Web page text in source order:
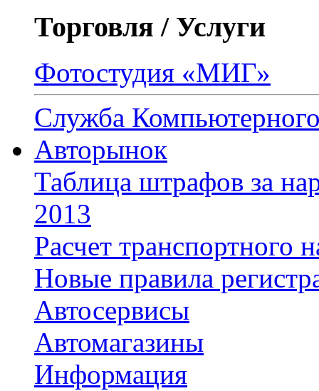
Торговля / Услуги
Фотостудия «МИГ»
Служба
Авторынок
Таблица штрафов за
2013
Расчет транспортного
Новые правила
Автосервисы
Автомагазины
Информация